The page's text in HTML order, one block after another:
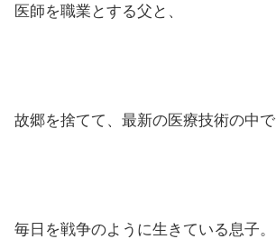
医師を職業とする父と、
故郷を捨てて、最新の医療技術の中で
毎日を戦争のように生きている息子。